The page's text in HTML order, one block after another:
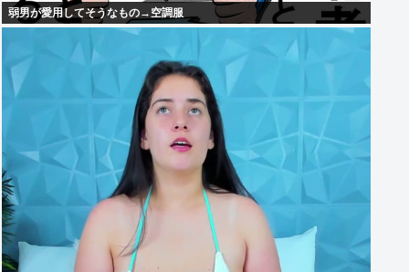
弱男が愛用してそうなもの→空調服